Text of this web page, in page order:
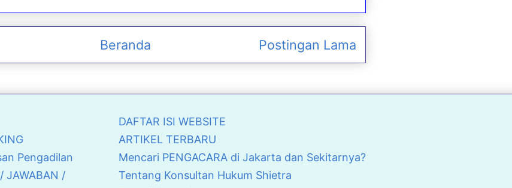
Postingan Lama
Beranda
Pengadilan
JAWABAN /
DAFTAR ISI WEBSITE
ARTIKEL TERBARU
Mencari PENGACARA di Jakarta dan Sekitarnya?
Tentang Konsultan Hukum Shietra